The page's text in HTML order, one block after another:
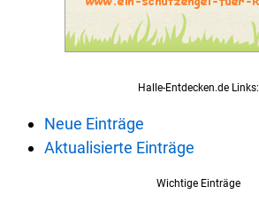
Halle-Entdecken.de Links:
Neue Einträge
Aktualisierte Einträge
Wichtige Einträge